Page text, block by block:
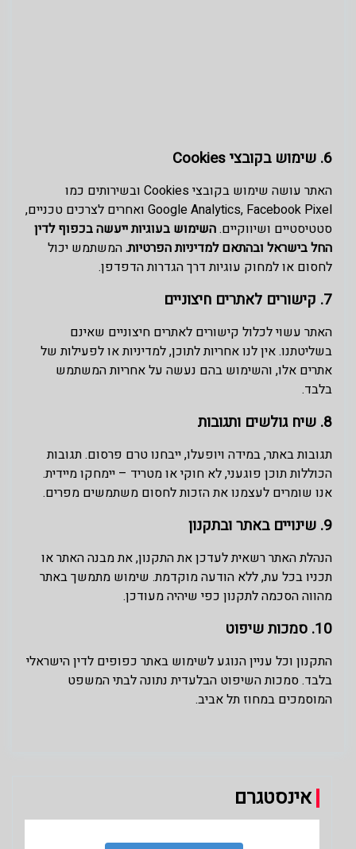
6. שימוש בקובצי Cookies
האתר עושה שימוש בקובצי Cookies ובשירותים כמו
Google Analytics, Facebook Pixel ואחרים לצרכים טכניים,
סטטיסטיים ושיווקיים.השימוש בעוגיות ייעשה בכפוף לדין
החל בישראל ובהתאם למדיניות הפרטיות.המשתמש יכול
לחסום או למחוק עוגיות דרך הגדרות הדפדפן.
7. קישורים לאתרים חיצוניים
האתר עשוי לכלול קישורים לאתרים חיצוניים שאינם
בשליטתנו. אין לנו אחריות לתוכן, למדיניות או לפעילות של
אתרים אלו, והשימוש בהם נעשה על אחריות המשתמש
בלבד.
8. שיח גולשים ותגובות
תגובות באתר, במידה ויופעלו, ייבחנו טרם פרסום. תגובות
הכוללות תוכן פוגעני, לא חוקי או מטריד – יימחקו מיידית.
אנו שומרים לעצמנו את הזכות לחסום משתמשים מפרים.
9. שינויים באתר ובתקנון
הנהלת האתר רשאית לעדכן את התקנון, את מבנה האתר או
תכניו בכל עת, ללא הודעה מוקדמת. שימוש מתמשך באתר
מהווה הסכמה לתקנון כפי שיהיה מעודכן.
10. סמכות שיפוט
התקנון וכל עניין הנוגע לשימוש באתר כפופים לדין הישראלי
בלבד. סמכות השיפוט הבלעדית נתונה לבתי המשפט
המוסמכים במחוז תל אביב.
אינסטגרם